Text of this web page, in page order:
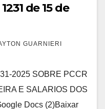
de 15 de
GUARNIERI
2025 SOBRE PCCR
E SALARIOS DOS
Docs (2)Baixar